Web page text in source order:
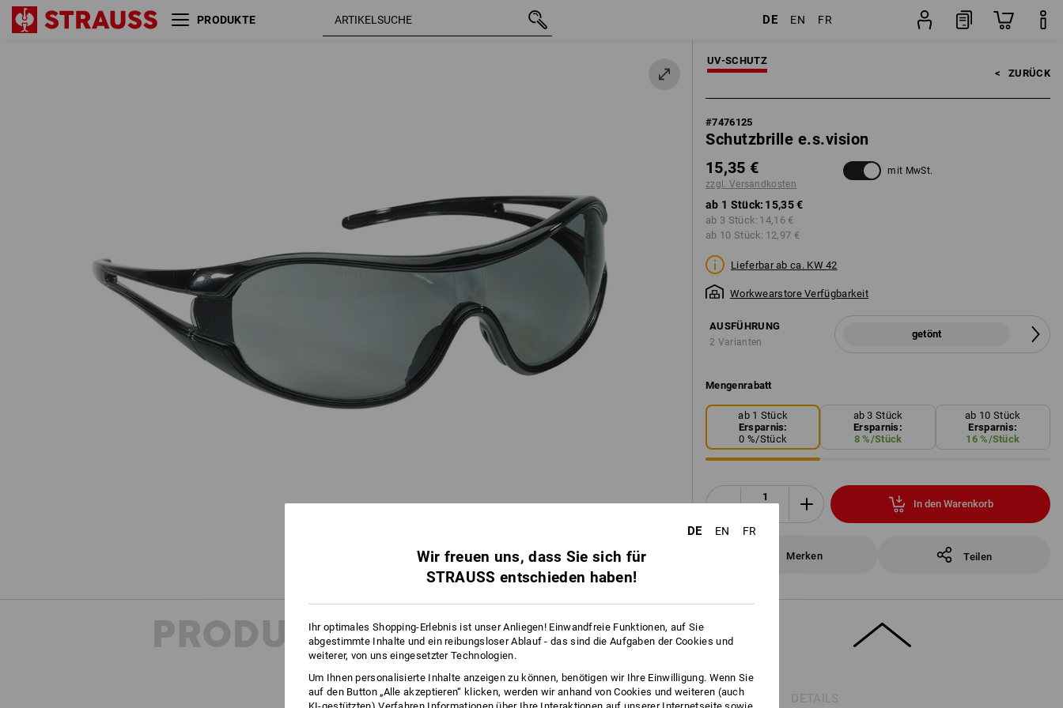
PRODUKTE DE EN FR
UV-SCHUTZ
< ZURÜCK
#7476125
Schutzbrille e.s.vision
15,35 €
zzgl. Versandkosten
mit MwSt.
ab 1 Stück: 15,35 €
ab 3 Stück: 14,16 €
ab 10 Stück: 12,97 €
Lieferbar ab ca. KW 42
Workwearstore Verfügbarkeit
AUSFÜHRUNG
2 Varianten
getönt
Mengenrabatt
ab 1 Stück
Ersparnis:
0 %/Stück
ab 3 Stück
Ersparnis:
8 %/Stück
ab 10 Stück
Ersparnis:
16%/Stück
In den Warenkorb
Merken Teilen
getönt 15,35 €
PRODUKTINFO
BESCHREIBUNG DETAILS
DE EN FR
Wir freuen uns, dass Sie sich für
STRAUSS entschieden haben!
Ihr optimales Shopping-Erlebnis ist unser Anliegen! Einwandfreie Funktionen, auf Sie
abgestimmte Inhalte und ein reibungsloser Ablauf - das sind die Aufgaben der Cookies und
weiterer, von uns eingesetzter Technologien.
Um Ihnen personalisierte Inhalte anzeigen zu können, benötigen wir Ihre Einwilligung. Wenn Sie
auf den Button „Alle akzeptieren“ klicken, werden wir anhand von Cookies und weiteren (auch
KI-gestützten) Verfahren Informationen über Ihre Interaktionen auf unserer Internetseite sowie